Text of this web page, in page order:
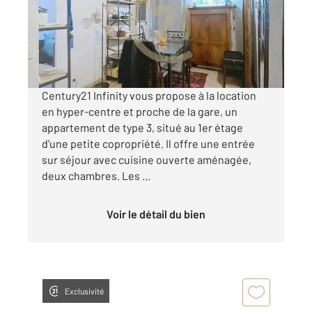
Appartement F3 à louer
690 €
par mois charges comprises
Century21 Infinity vous propose à la location
en hyper-centre et proche de la gare, un
appartement de type 3, situé au 1er étage
d'une petite copropriété. Il offre une entrée
sur séjour avec cuisine ouverte aménagée,
deux chambres. Les ...
Voir le détail du bien
Exclusivité